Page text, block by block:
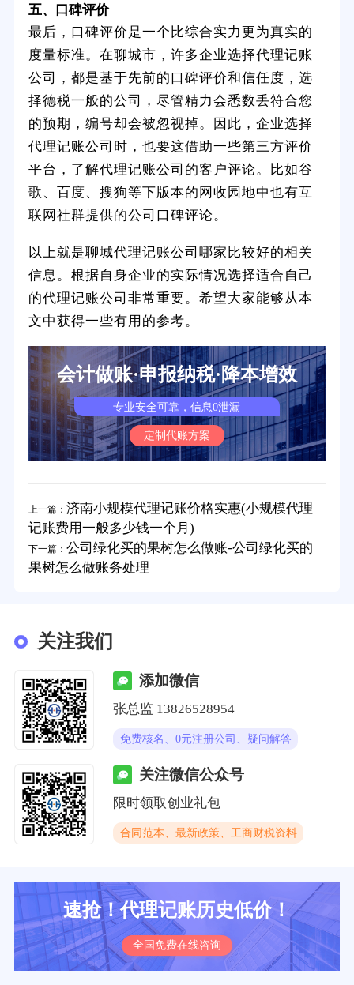
五、口碑评价
最后，口碑评价是一个比综合实力更为真实的
度量标准。在聊城市，许多企业选择代理记账
公司，都是基于先前的口碑评价和信任度，选
择德税一般的公司，尽管精力会悉数丢符合您
的预期，编号却会被忽视掉。因此，企业选择
代理记账公司时，也要这借助一些第三方评价
平台，了解代理记账公司的客户评论。比如谷
歌、百度、搜狗等下版本的网收园地中也有互
联网社群提供的公司口碑评论。
以上就是聊城代理记账公司哪家比较好的相关
信息。根据自身企业的实际情况选择适合自己
的代理记账公司非常重要。希望大家能够从本
文中获得一些有用的参考。
会计做账·申报纳税·降本增效
专业安全可靠，信息0泄漏
定制代账方案
上一篇： 济南小规模代理记账价格实惠(小规模代理
记账费用一般多少钱一个月)
下一篇： 公司绿化买的果树怎么做账-公司绿化买的
果树怎么做账务处理
关注我们
添加微信
张总监 13826528954
免费核名、0元注册公司、疑问解答
关注微信公众号
限时领取创业礼包
合同范本、最新政策、工商财税资料
速抢！代理记账历史低价！
全国免费在线咨询